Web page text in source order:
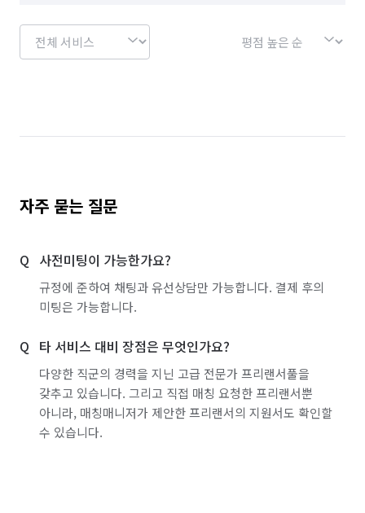
자주 묻는 질문
사전미팅이 가능한가요?
규정에 준하여 채팅과 유선상담만 가능합니다. 결제 후의
미팅은 가능합니다.
타 서비스 대비 장점은 무엇인가요?
다양한 직군의 경력을 지닌 고급 전문가 프리랜서풀을
갖추고 있습니다. 그리고 직접 매칭 요청한 프리랜서뿐
아니라, 매칭매니저가 제안한 프리랜서의 지원서도 확인할
수 있습니다.